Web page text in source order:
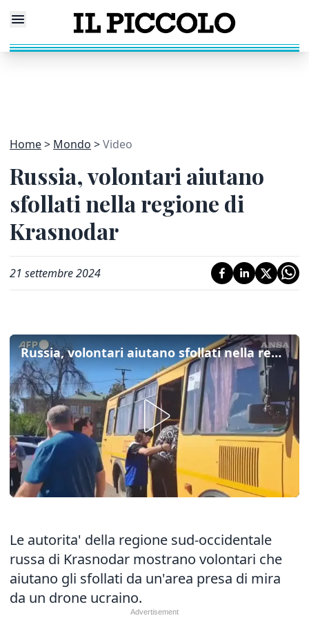
Home Mondo Video
Russia, volontari aiutano
sfollati nella regione di
Krasnodar
21 settembre 2024
Russia, volontari aiutano sfollati nella regione di Krasnodar
Le autorita' della regione sud-occidentale
russa di Krasnodar mostrano volontari che
aiutano gli sfollati da un'area presa di mira
da un drone ucraino.